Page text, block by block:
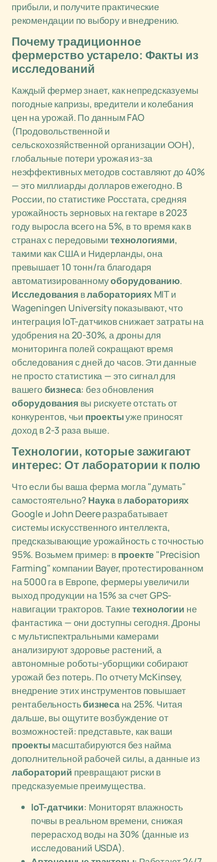
прибыли, и получите практические
рекомендации по выбору и внедрению.
Почему традиционное
фермерство устарело: Факты из
исследований
Каждый фермер знает, как непредсказуемы
погодные капризы, вредители и колебания
цен на урожай. По данным FAO
(Продовольственной и
сельскохозяйственной организации ООН),
глобальные потери урожая из-за
неэффективных методов составляют до 40%
— это миллиарды долларов ежегодно. В
России, по статистике Росстата, средняя
урожайность зерновых на гектаре в 2023
году выросла всего на 5%, в то время как в
странах с передовымитехнологиями,
такими как США и Нидерланды, она
превышает 10 тонн/га благодаря
автоматизированномуоборудованию.
Исследования влабораториях MIT и
Wageningen University показывают, что
интеграция IoT-датчиков снижает затраты на
удобрения на 20-30%, а дроны для
мониторинга полей сокращают время
обследования с дней до часов. Эти данные
не просто статистика — это сигнал для
вашего бизнеса: без обновления
оборудования вы рискуете отстать от
конкурентов, чьи проектыуже приносят
доход в 2-3 раза выше.
Технологии, которые зажигают
интерес: От лаборатории к полю
Что если бы ваша ферма могла "думать"
самостоятельно?Наукавлабораториях
Google и John Deere разрабатывает
системы искусственного интеллекта,
предсказывающие урожайность с точностью
95%. Возьмем пример: впроекте "Precision
Farming" компании Bayer, протестированном
на 5000 га в Европе, фермеры увеличили
выход продукции на 15% за счет GPS-
навигации тракторов. Такиетехнологии не
фантастика — они доступны сегодня. Дроны
с мультиспектральными камерами
анализируют здоровье растений, а
автономные роботы-уборщики собирают
урожай без потерь. По отчету McKinsey,
внедрение этих инструментов повышает
рентабельностьбизнесана 25%. Читая
дальше, вы ощутите возбуждение от
возможностей: представьте, как ваши
проектымасштабируются без найма
дополнительной рабочей силы, а данные из
лабораторий превращают риски в
предсказуемые преимущества.
IoT-датчики: Мониторят влажность
почвы в реальном времени, снижая
перерасход воды на 30% (данные из
исследований USDA).